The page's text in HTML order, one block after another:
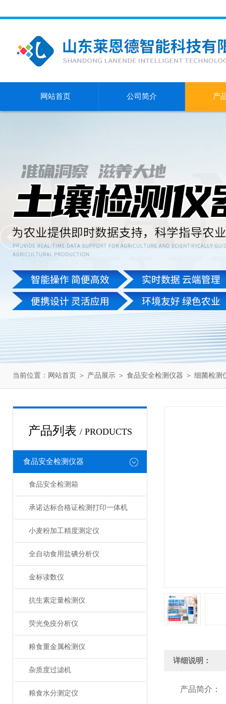
网站首页 公司简介 产
当前位置： 网站首页 ＞ 产品展示 ＞ 食品安全检测仪器 ＞ 细菌检测
产品列表 / PRODUCTS
食品安全检测仪器
食品安全检测箱
承诺达标合格证检测打印一体机
小麦粉加工精度测定仪
全自动食用盐碘分析仪
金标读数仪
抗生素定量检测仪
荧光免疫分析仪
粮食重金属检测仪
杂质度过滤机
粮食水分测定仪
详细说明：
产品简介：